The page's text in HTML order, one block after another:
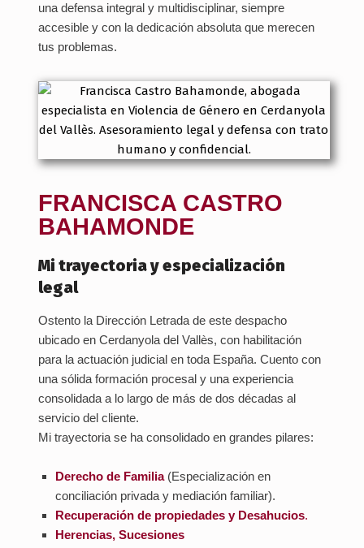
una defensa integral y multidisciplinar, siempre
accesible y con la dedicación absoluta que merecen
tus problemas.
FRANCISCA CASTRO
BAHAMONDE
Mi trayectoria y especialización
legal
Ostento la Dirección Letrada de este despacho
ubicado en Cerdanyola del Vallès, con habilitación
para la actuación judicial en toda España. Cuento con
una sólida formación procesal y una experiencia
consolidada a lo largo de más de dos décadas al
servicio del cliente.
Mi trayectoria se ha consolidado en grandes pilares:
Derecho de Familia(Especialización en
conciliación privada y mediación familiar).
Recuperación de propiedades y Desahucios.
Herencias, Sucesiones